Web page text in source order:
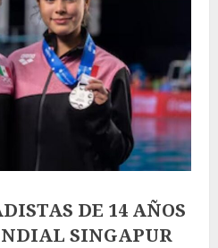
DE 14 AÑOS
SINGAPUR